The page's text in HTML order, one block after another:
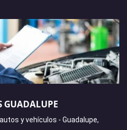
GUADALUPE
y vehículos - Guadalupe,